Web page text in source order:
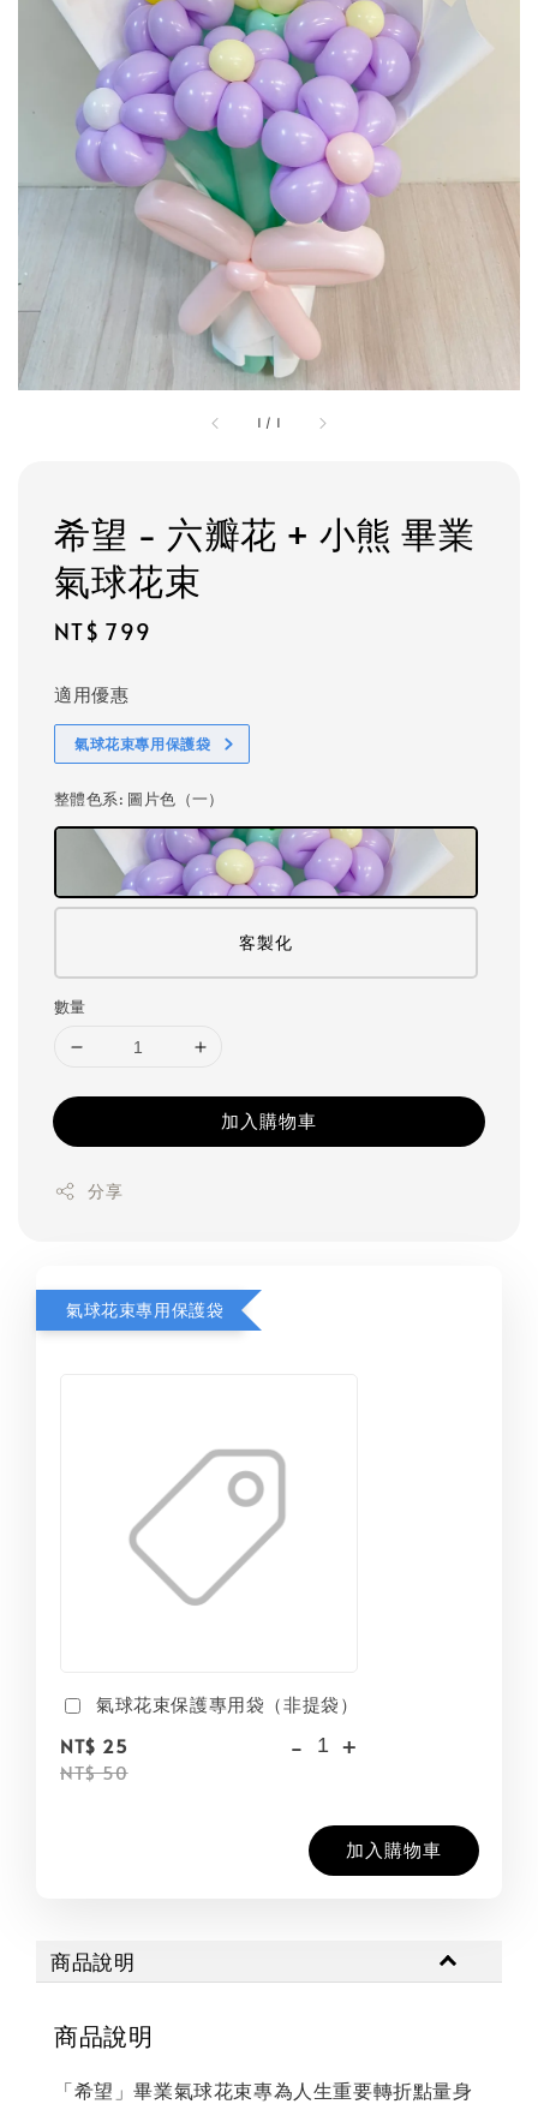
1 / 1
希望 - 六瓣花 + 小熊 畢業
氣球花束
Regular
NT$ 799
適用優惠
氣球花束專用保護袋
整體色系: 圖片色（一）
客製化
數量
加入購物車
分享
氣球花束專用保護袋
氣球花束保護專用袋（非提袋）
NT$ 25
NT$ 50
- +
加入購物車
商品說明
商品說明
「希望」畢業氣球花束專為人生重要轉折點量身